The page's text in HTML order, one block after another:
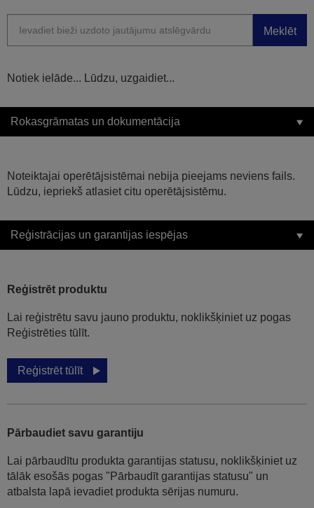
Meklēt
Notiek ielāde... Lūdzu, uzgaidiet...
Rokasgrāmatas un dokumentācija
Noteiktajai operētājsistēmai nebija pieejams neviens fails.
Lūdzu, iepriekš atlasiet citu operētājsistēmu.
Reģistrācijas un garantijas iespējas
Reģistrēt produktu
Lai reģistrētu savu jauno produktu, noklikšķiniet uz pogas
Reģistrēties tūlīt.
Reģistrēt tūlīt
Pārbaudiet savu garantiju
Lai pārbaudītu produkta garantijas statusu, noklikšķiniet uz
tālāk esošās pogas "Pārbaudīt garantijas statusu" un
atbalsta lapā ievadiet produkta sērijas numuru.